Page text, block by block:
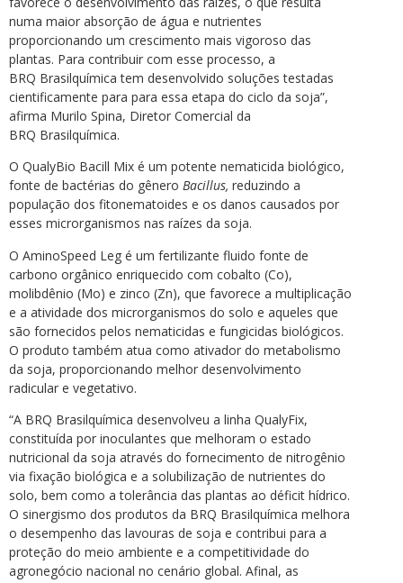
numa maior absorção de água e nutrientes
proporcionando um crescimento mais vigoroso das
plantas. Para contribuir com esse processo, a
BRQ Brasilquímica tem desenvolvido soluções testadas
cientificamente para para essa etapa do ciclo da soja”,
afirma Murilo Spina, Diretor Comercial da
BRQ Brasilquímica.
O QualyBio Bacill Mix é um potente nematicida biológico,
fonte de bactérias do gênero Bacillus, reduzindo a
população dos fitonematoides e os danos causados por
esses microrganismos nas raízes da soja.
O AminoSpeed Leg é um fertilizante fluido fonte de
carbono orgânico enriquecido com cobalto (Co),
molibdênio (Mo) e zinco (Zn), que favorece a multiplicação
e a atividade dos microrganismos do solo e aqueles que
são fornecidos pelos nematicidas e fungicidas biológicos.
O produto também atua como ativador do metabolismo
da soja, proporcionando melhor desenvolvimento
radicular e vegetativo.
“A BRQ Brasilquímica desenvolveu a linha QualyFix,
constituída por inoculantes que melhoram o estado
nutricional da soja através do fornecimento de nitrogênio
via fixação biológica e a solubilização de nutrientes do
solo, bem como a tolerância das plantas ao déficit hídrico.
O sinergismo dos produtos da BRQ Brasilquímica melhora
o desempenho das lavouras de soja e contribui para a
proteção do meio ambiente e a competitividade do
agronegócio nacional no cenário global. Afinal, as